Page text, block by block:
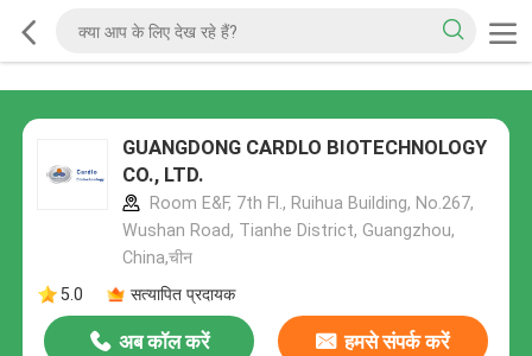
GUANGDONG CARDLO BIOTECHNOLOGY
CO., LTD.
Room E&F, 7th Fl., Ruihua Building, No.267,
Wushan Road, Tianhe District, Guangzhou,
China,चीन
5.0
सत्यापित प्रदायक
अब कॉल करें हमसे संपर्क करें